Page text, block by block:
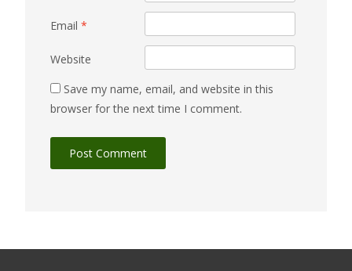
Email *
Website
Save my name, email, and website in this
browser for the next time I comment.